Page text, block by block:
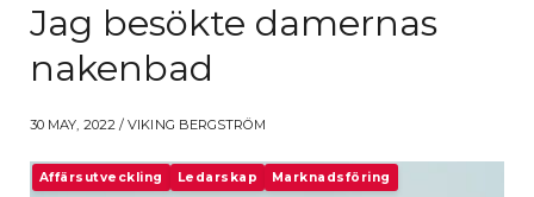
Jag besökte damernas
nakenbad
30 MAY, 2022 / VIKING BERGSTRÖM
Affärsutveckling Ledarskap Marknadsföring